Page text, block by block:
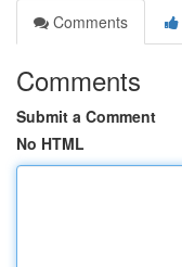
Comments
Comments
Submit a Comment
No HTML